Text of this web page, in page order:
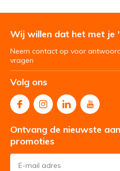
Wij willen dat het met je
Neem contact op voor
vragen
Volg ons
Ontvang de nieuwste
promoties